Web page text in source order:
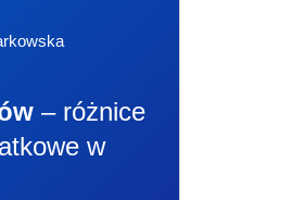
– różnice
w